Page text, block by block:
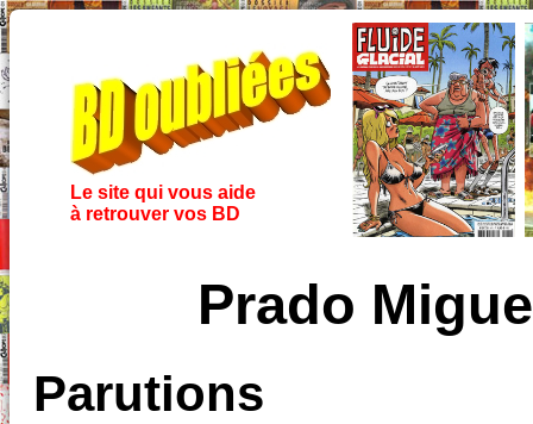
Le site qui vous aide
à retrouver vos BD
Prado
Parutions